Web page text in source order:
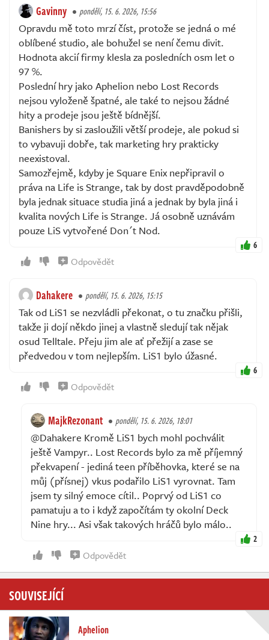
Gavinny pondělí, 15. 6. 2026, 15:56
Opravdu mě toto mrzí číst, protože se jedná o mé
oblíbené studio, ale bohužel se není čemu divit.
Hodnota akcií firmy klesla za posledních osm let o
97 %.
Poslední hry jako Aphelion nebo Lost Records
nejsou vyloženě špatné, ale také to nejsou žádné
hity a prodeje jsou ještě bídnější.
Banishers by si zasloužili větší prodeje, ale pokud si
to vybavuji dobře, tak marketing hry prakticky
neexistoval.
Samozřejmě, kdyby je Square Enix nepřipravil o
práva na Life is Strange, tak by dost pravděpodobně
byla jednak situace studia jiná a jednak by byla jiná i
kvalita nových Life is Strange. Já osobně uznávám
pouze LiS vytvořené Don´t Nod.
6
Odpovědět
Dahakere pondělí, 15. 6. 2026, 15:15
Tak od LiS1 se nezvládli překonat, o tu značku přišli,
takže ji dojí někdo jinej a vlastně sledují tak nějak
osud Telltale. Přeju jim ale ať přežijí a zase se
předvedou v tom nejlepším. LiS1 bylo úžasné.
6
Odpovědět
MajkRezonant pondělí, 15. 6. 2026, 18:01
@Dahakere Kromě LiS1 bych mohl pochválit
ještě Vampyr.. Lost Records bylo za mě příjemný
překvapení - jediná teen příběhovka, které se na
můj (přísnej) vkus podařilo LiS1 vyrovnat. Tam
jsem ty silný emoce cítil.. Poprvý od LiS1 co
pamatuju a to i když započítám ty okolní Deck
Nine hry... Asi však takových hráčů bylo málo..
2
Odpovědět
SOUVISEJÍCÍ
Aphelion